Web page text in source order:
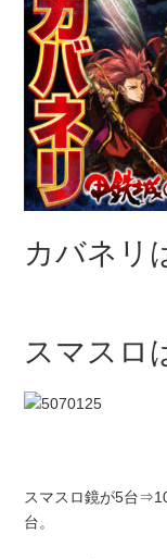
カバネリ
スマスロ
スマスロ鏡が5台
台。